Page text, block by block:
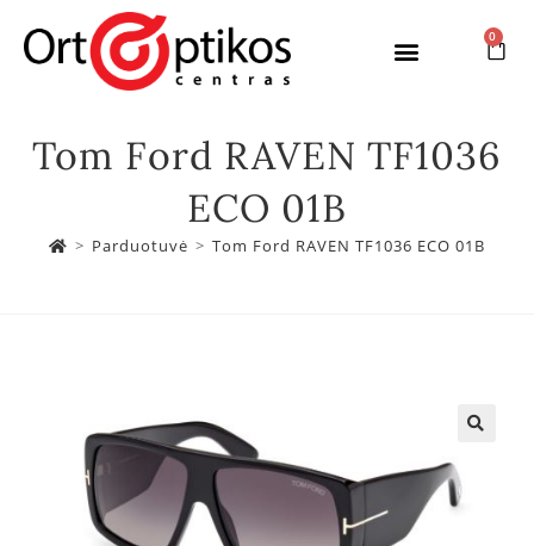
0
Tom Ford RAVEN TF1036
ECO 01B
> Parduotuvė > Tom Ford RAVEN TF1036 ECO 01B